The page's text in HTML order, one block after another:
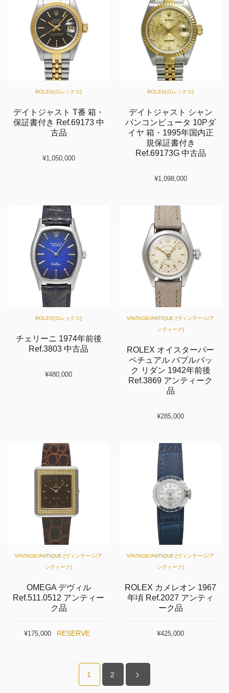
ROLEX[ロレックス]
デイトジャスト T番 箱・
保証書付き Ref.69173 中
古品
¥1,050,000
ROLEX[ロレックス]
デイトジャスト シャン
パンコンピュータ 10Pダ
イヤ 箱・1995年国内正
規保証書付き
Ref.69173G 中古品
¥1,098,000
ROLEX[ロレックス]
チェリーニ 1974年前後
Ref.3803 中古品
¥480,000
VINTAGE/ANTIQUE [ヴィンテージ/ア
ンティーク]
ROLEX オイスターパー
ペチュアル バブルバッ
ク リダン 1942年前後
Ref.3869 アンティーク
品
¥285,000
VINTAGE/ANTIQUE [ヴィンテージ/ア
ンティーク]
OMEGA デヴィル
Ref.511.0512 アンティー
ク品
¥175,000 RESERVE
VINTAGE/ANTIQUE [ヴィンテージ/ア
ンティーク]
ROLEX カメレオン 1967
年頃 Ref.2027 アンティ
ーク品
¥425,000
1 2